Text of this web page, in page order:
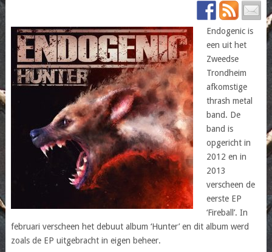
Endogenic is
een uit het
Zweedse
Trondheim
afkomstige
thrash metal
band. De
band is
opgericht in
2012 en in
2013
verscheen de
eerste EP
‘Fireball’. In
februari verscheen het debuut album ‘Hunter’ en dit album werd
zoals de EP uitgebracht in eigen beheer.